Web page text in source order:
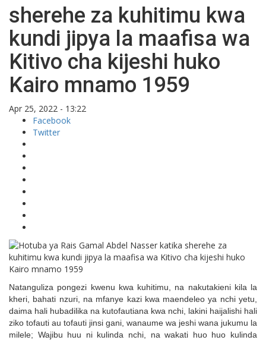
sherehe za kuhitimu kwa
kundi jipya la maafisa wa
Kitivo cha kijeshi huko
Kairo mnamo 1959
Apr 25, 2022 - 13:22
Facebook
Twitter
Natanguliza pongezi kwenu kwa kuhitimu, na nakutakieni kila la
kheri, bahati nzuri, na mfanye kazi kwa maendeleo ya nchi yetu,
daima hali hubadilika na kutofautiana kwa nchi, lakini haijalishi hali
ziko tofauti au tofauti jinsi gani, wanaume wa jeshi wana jukumu la
milele; Wajibu huu ni kulinda nchi, na wakati huo huo kulinda